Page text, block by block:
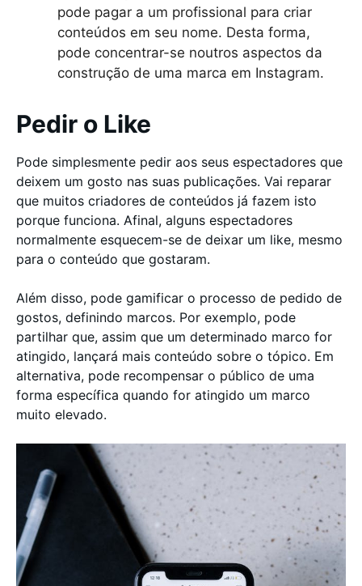
pode pagar a um profissional para criar
conteúdos em seu nome. Desta forma,
pode concentrar-se noutros aspectos da
construção de uma marca em Instagram.
Pedir o Like
Pode simplesmente pedir aos seus espectadores que
deixem um gosto nas suas publicações. Vai reparar
que muitos criadores de conteúdos já fazem isto
porque funciona. Afinal, alguns espectadores
normalmente esquecem-se de deixar um like, mesmo
para o conteúdo que gostaram.
Além disso, pode gamificar o processo de pedido de
gostos, definindo marcos. Por exemplo, pode
partilhar que, assim que um determinado marco for
atingido, lançará mais conteúdo sobre o tópico. Em
alternativa, pode recompensar o público de uma
forma específica quando for atingido um marco
muito elevado.